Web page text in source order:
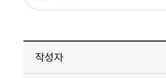
작성자